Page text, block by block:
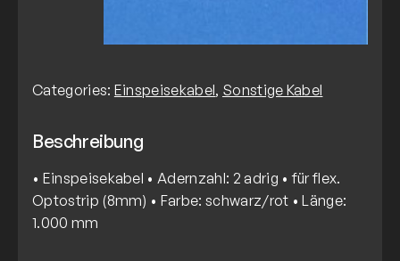
Categories: Einspeisekabel, Sonstige Kabel
Beschreibung
• Einspeisekabel • Adernzahl: 2 adrig • für flex.
Optostrip (8mm) • Farbe: schwarz/rot • Länge:
1.000 mm